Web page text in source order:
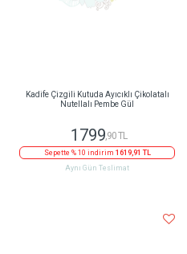
Kadife Çizgili Kutuda Ayıcıklı Çikolatalı
Nutellalı Pembe Gül
1799,90 TL
Sepette % 10 indirim1619,91 TL
Aynı Gün Teslimat